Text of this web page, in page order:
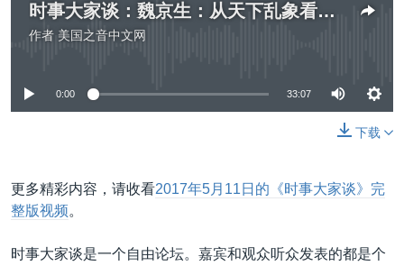
时事大家谈：魏京生：从天下乱象看中共十九大棋局
作者 美国之音中文网
0:00 33:07
下载
更多精彩内容，请收看2017年5月11日的《时事大家谈》完
整版视频。
时事大家谈是一个自由论坛。嘉宾和观众听众发表的都是个